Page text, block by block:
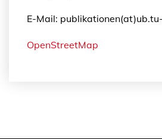
E-Mail:
OpenStreetMap